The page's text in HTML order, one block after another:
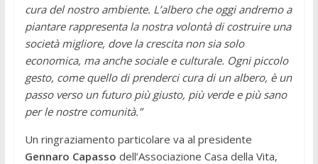
cura del nostro ambiente. L’albero che oggi andremo a
piantare rappresenta la nostra volontà di costruire una
società migliore, dove la crescita non sia solo
economica, ma anche sociale e culturale. Ogni piccolo
gesto, come quello di prenderci cura di un albero, è un
passo verso un futuro più giusto, più verde e più sano
per le nostre comunità.”
Un ringraziamento particolare va al presidente
Gennaro Capasso dell’Associazione Casa della Vita,